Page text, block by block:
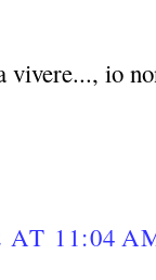
vivere..., io
AT 11:04